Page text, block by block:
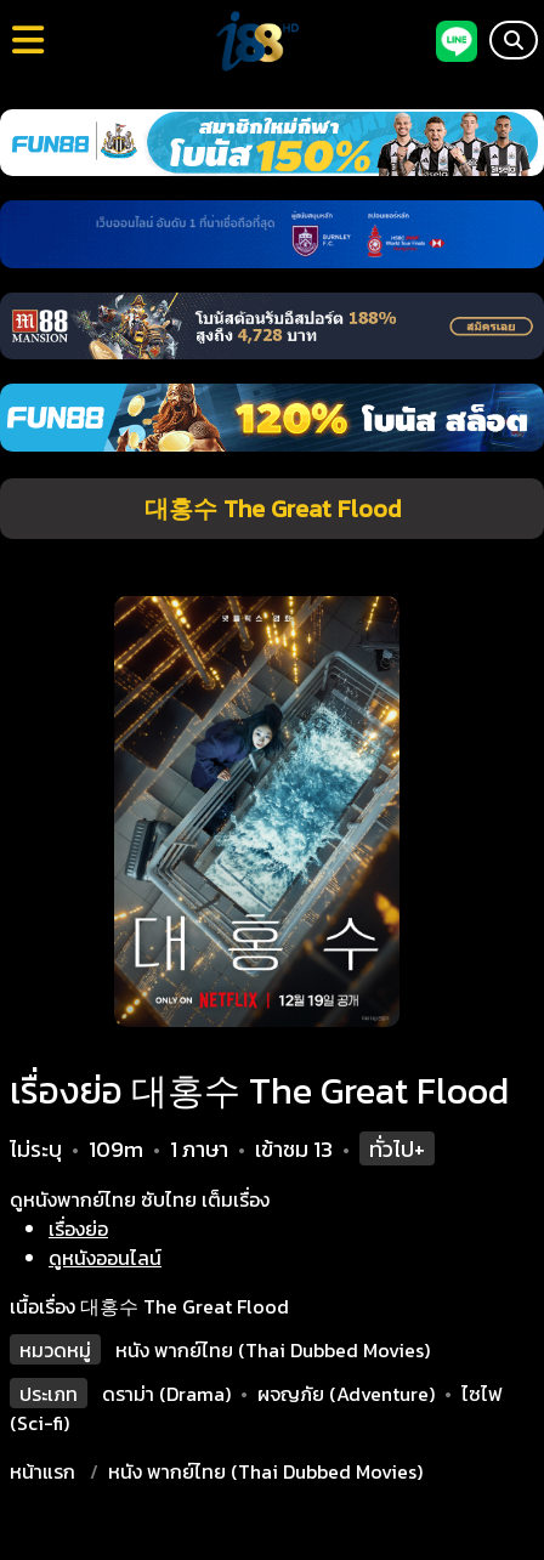
대홍수 The Great Flood
เรื่องย่อ 대홍수 The Great Flood
ไม่ระบุ • 109m • 1 ภาษา • เข้าชม 13 • ทั่วไป+
ดูหนังพากย์ไทย ซับไทย เต็มเรื่อง
เรื่องย่อ
ดูหนังออนไลน์
เนื้อเรื่อง 대홍수 The Great Flood
หมวดหมู่
หนัง พากย์ไทย (Thai Dubbed Movies)
ประเภท
ดราม่า (Drama) • ผจญภัย (Adventure) • ไซไฟ
(Sci-fi)
หน้าแรก
หนัง พากย์ไทย (Thai Dubbed Movies)